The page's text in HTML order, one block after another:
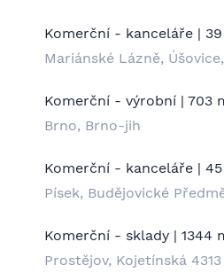
Komerční - kanceláře |
Mariánské Lázně,
Komerční - výrobní | 703
Brno, Brno-jih
Komerční - kanceláře |
Písek, Budějovické
Komerční - sklady | 1344
Prostějov, Kojetínská 4313